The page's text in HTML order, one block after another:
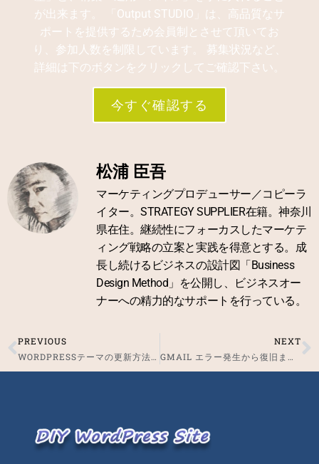
が出来ます。 「Output STUDIO」は、高品質なサ
ポートを提供するため会員制とさせて頂いてお
り、参加人数を制限しています。 募集状況など、
詳細は下のボタンをクリックしてご確認下さい。
今すぐ確認する
松浦 臣吾
マーケティングプロデューサー／コピーラ
イター。STRATEGY SUPPLIER在籍。神奈川
県在住。継続性にフォーカスしたマーケテ
ィング戦略の立案と実践を得意とする。成
長し続けるビジネスの設計図「Business
Design Method」を公開し、ビジネスオー
ナーへの精力的なサポートを行っている。
Prev
PREVIOUS
WORDPRESSテーマの更新方法（TCD/DIVER）
NEXT
GMAIL エラー発生から復旧まで（2020年4月）